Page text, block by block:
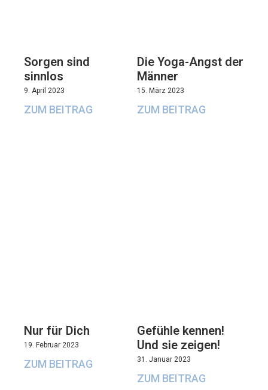
Sorgen sind
sinnlos
9. April 2023
ZUM BEITRAG
Die Yoga-Angst der
Männer
15. März 2023
ZUM BEITRAG
Nur für Dich
19. Februar 2023
ZUM BEITRAG
Gefühle kennen!
Und sie zeigen!
31. Januar 2023
ZUM BEITRAG